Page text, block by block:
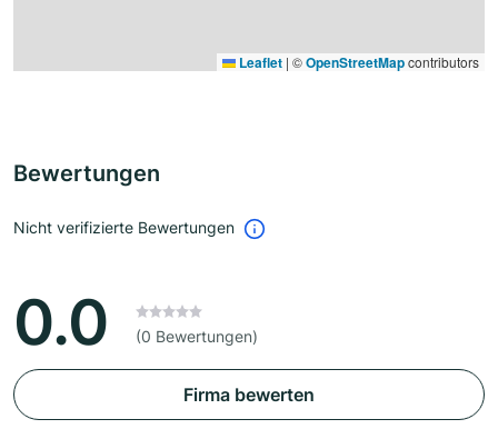
Leaflet | ©OpenStreetMapcontributors
Bewertungen
Nicht verifizierte Bewertungen
0.0 (0 Bewertungen)
Firma bewerten